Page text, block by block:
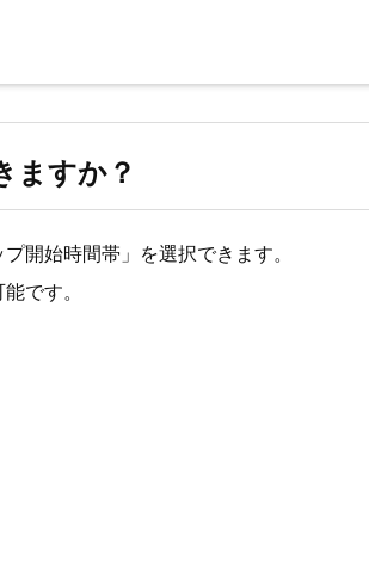
ますか？
開始時間帯」を選択できます。
です。